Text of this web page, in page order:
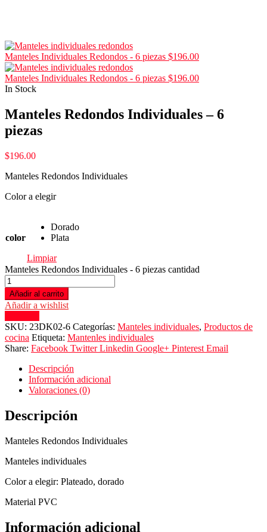
Manteles Individuales Redondos - 6 piezas $196.00
Manteles Individuales Redondos - 6 piezas $196.00
In Stock
Manteles Redondos Individuales – 6
piezas
$196.00
Manteles Redondos Individuales
Color a elegir
color
Dorado
Plata
Limpiar
Manteles Redondos Individuales - 6 piezas cantidad
Añadir al carrito
Añadir a wishlist
SKU: 23DK02-6 Categorías: Manteles individuales, Productos de
cocina Etiqueta: Mantenles individuales
Share: Facebook Twitter Linkedin Google+ Pinterest Email
Descripción
Información adicional
Valoraciones (0)
Descripción
Manteles Redondos Individuales
Manteles individuales
Color a elegir: Plateado, dorado
Material PVC
Información adicional